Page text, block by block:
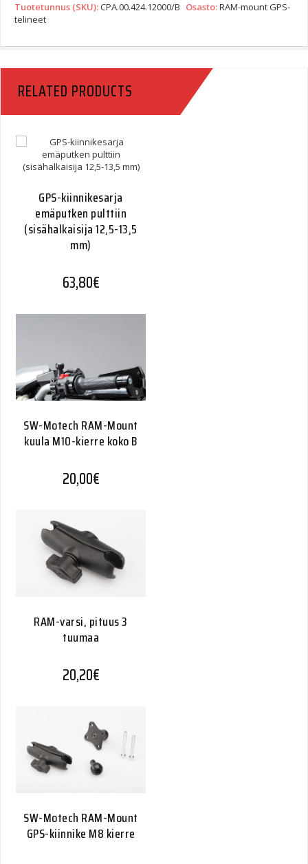
Tuotetunnus (SKU):CPA.00.424.12000/B Osasto:RAM-mount GPS-
telineet
RELATED PRODUCTS
GPS-kiinnikesarja
emäputken pulttiin
(sisähalkaisija 12,5-13,5
mm)
63,80€
SW-Motech RAM-Mount
kuula M10-kierre koko B
20,00€
RAM-varsi, pituus 3
tuumaa
20,20€
SW-Motech RAM-Mount
GPS-kiinnike M8 kierre